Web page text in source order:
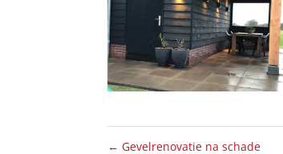
← Gevelrenovatie na schade